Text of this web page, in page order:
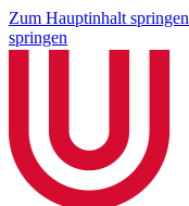
Zum Hauptinhalt springen
springen